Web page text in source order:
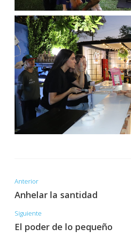
Anterior
Anhelar la santidad
Siguiente
El poder de lo pequeño